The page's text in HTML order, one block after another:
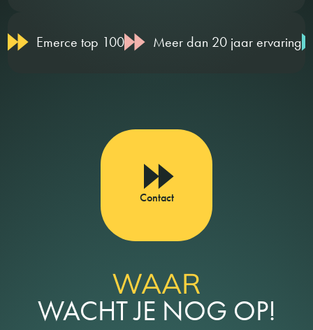
Emerce top 100 Meer dan 20 jaar ervaring
Contact
WAAR
WACHT JE NOG OP!